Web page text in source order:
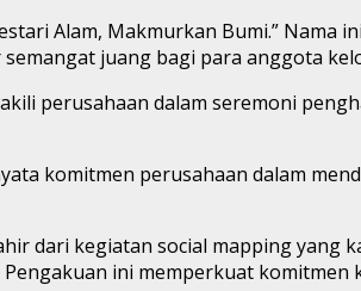
Alam, Makmurkan Bumi.” Nama
juang bagi para anggota
perusahaan dalam seremoni
komitmen perusahaan dalam
dari kegiatan social mapping yang
ini memperkuat komitmen